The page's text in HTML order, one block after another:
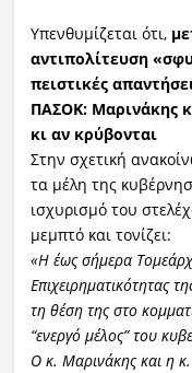
Υπενθυμίζεται ότι,
αντιπολίτευση
πειστικές
ΠΑΣΟΚ: Μαρινάκης
κι αν κρύβονται
Στην σχετική
τα μέλη της
ισχυρισμό του
μεμπτό και τονίζει:
«Η έως σήμερα
Επιχειρηματικότητας
τη θέση της στο
“ενεργό μέλος” του
Ο κ. Μαρινάκης και η